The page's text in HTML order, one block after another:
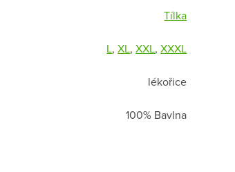
Tílka
L,XL,XXL,XXXL
lékořice
100% Bavlna